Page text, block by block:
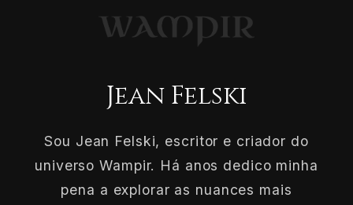
Jean Felski
Sou Jean Felski, escritor e criador do
universo Wampir. Há anos dedico minha
pena a explorar as nuances mais